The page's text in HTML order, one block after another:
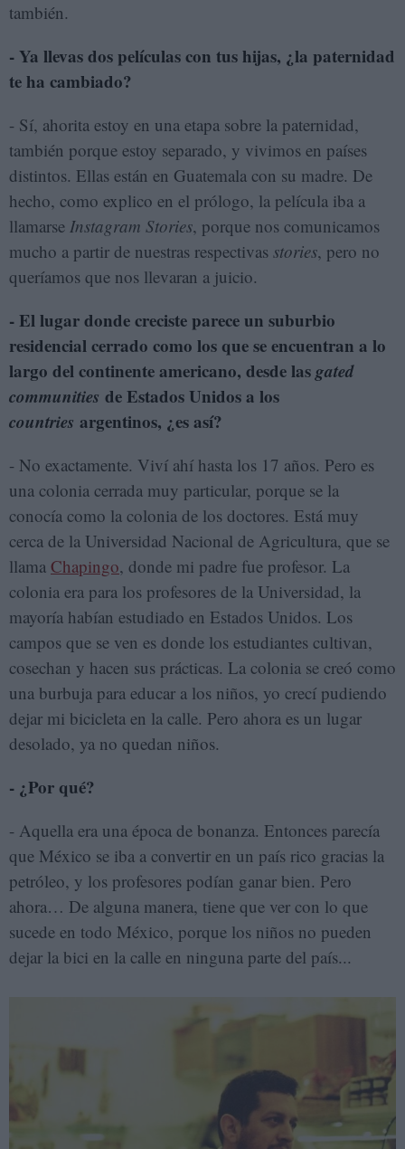
también.
- Ya llevas dos películas con tus hijas, ¿la paternidad
te ha cambiado?
- Sí, ahorita estoy en una etapa sobre la paternidad,
también porque estoy separado, y vivimos en países
distintos. Ellas están en Guatemala con su madre. De
hecho, como explico en el prólogo, la película iba a
llamarse Instagram Stories, porque nos comunicamos
mucho a partir de nuestras respectivas stories, pero no
queríamos que nos llevaran a juicio.
- El lugar donde creciste parece un suburbio
residencial cerrado como los que se encuentran a lo
largo del continente americano, desde lasgated
communities de Estados Unidos a los
countries argentinos, ¿es así?
- No exactamente. Viví ahí hasta los 17 años. Pero es
una colonia cerrada muy particular, porque se la
conocía como la colonia de los doctores. Está muy
cerca de la Universidad Nacional de Agricultura, que se
llama Chapingo, donde mi padre fue profesor. La
colonia era para los profesores de la Universidad, la
mayoría habían estudiado en Estados Unidos. Los
campos que se ven es donde los estudiantes cultivan,
cosechan y hacen sus prácticas. La colonia se creó como
una burbuja para educar a los niños, yo crecí pudiendo
dejar mi bicicleta en la calle. Pero ahora es un lugar
desolado, ya no quedan niños.
- ¿Por qué?
- Aquella era una época de bonanza. Entonces parecía
que México se iba a convertir en un país rico gracias la
petróleo, y los profesores podían ganar bien. Pero
ahora… De alguna manera, tiene que ver con lo que
sucede en todo México, porque los niños no pueden
dejar la bici en la calle en ninguna parte del país...